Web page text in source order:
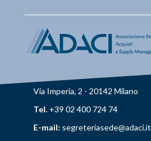
Via Imperia, 2 - 20142 Milano
Tel. +39 02 400 724 74
E-mail: segreteriasede@adaci.it